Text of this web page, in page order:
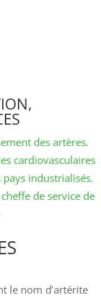
des artères.
cardiovasculaires
industrialisés.
de service de
le nom d’artérite